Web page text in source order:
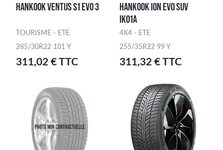
HANKOOK VENTUS S1 EVO 3
TOURISME - ETE
285/30R22 101 Y
311,02 € TTC
HANKOOK ION EVO SUV
IK01A
4X4 - ETE
255/35R22 99 Y
311,32 € TTC